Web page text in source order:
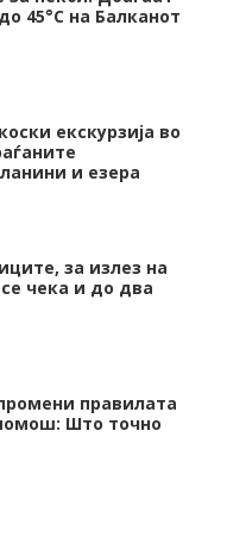
45°C на Балканот
екскурзија во
и езера
за излез на
чека и до два
правилата
Што точно